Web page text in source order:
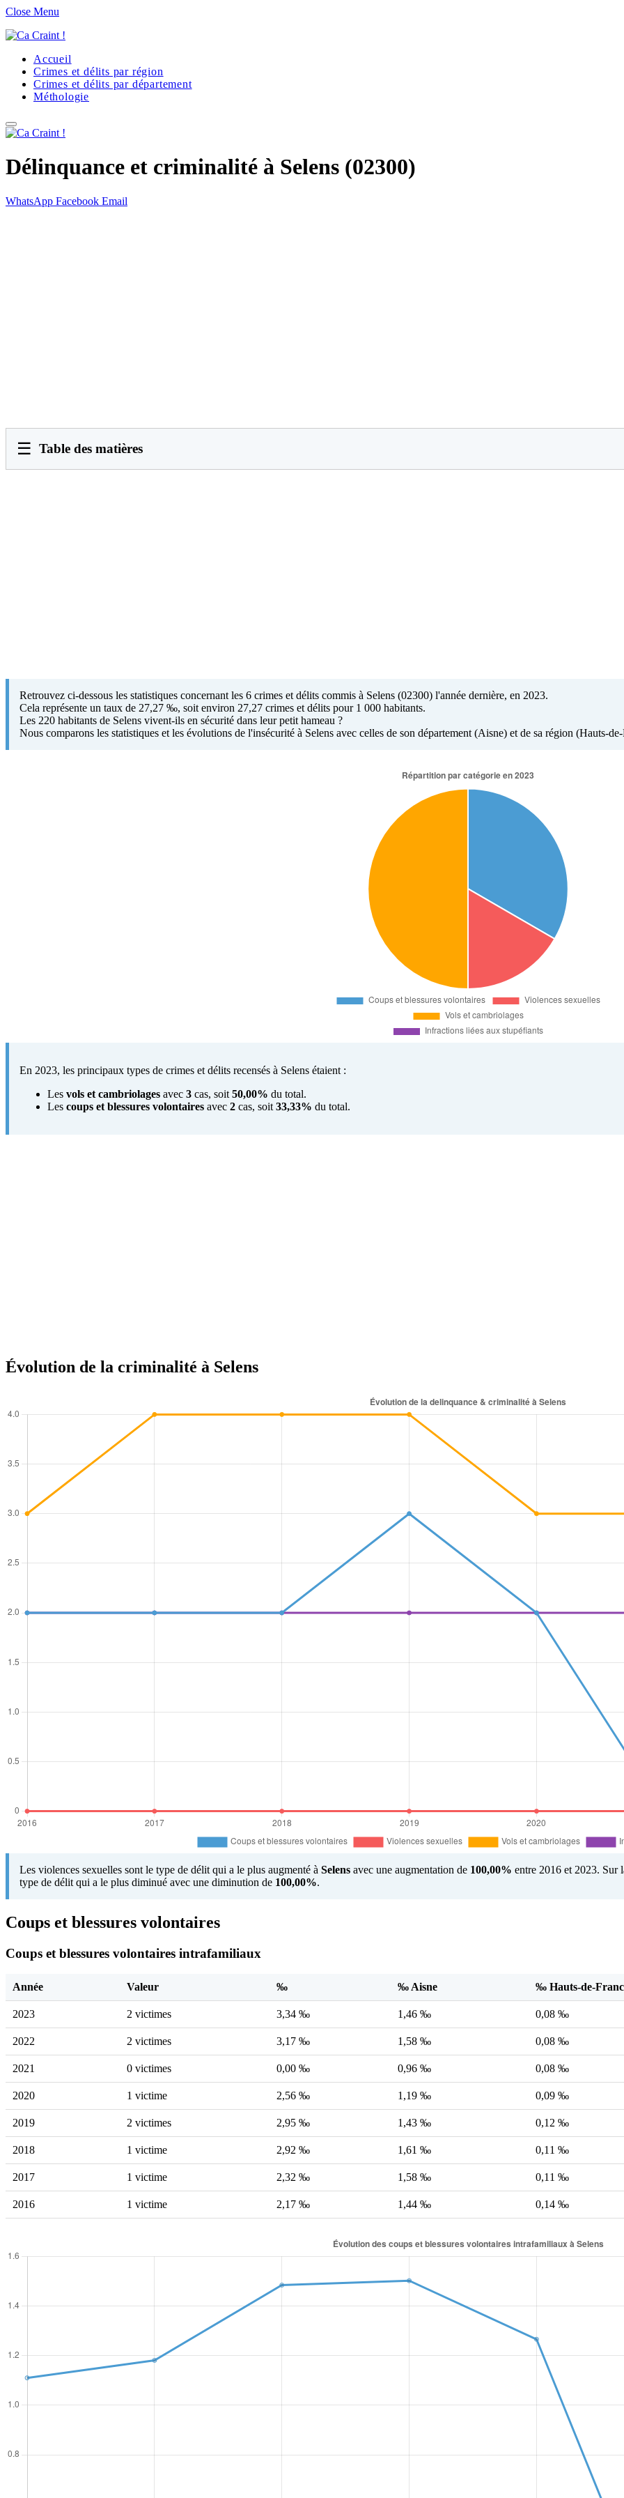
Close Menu
Accueil
Crimes et délits par région
Crimes et délits par département
Méthologie
Délinquance et criminalité à Selens (02300)
WhatsApp Facebook Email
☰ Table des matières
Retrouvez ci-dessous les statistiques concernant les 6 crimes et délits commis à Selens (02300) l'année dernière, en 2023.
Cela représente un taux de 27,27 ‰, soit environ 27,27 crimes et délits pour 1 000 habitants.
Les 220 habitants de Selens vivent-ils en sécurité dans leur petit hameau ?
Nous comparons les statistiques et les évolutions de l'insécurité à Selens avec celles de son département (Aisne) et de sa région (Hauts-
En 2023, les principaux types de crimes et délits recensés à Selens étaient :
Les vols et cambriolages avec 3 cas, soit 50,00% du total.
Les coups et blessures volontaires avec 2 cas, soit 33,33% du total.
Évolution de la criminalité à Selens
Les violences sexuelles sont le type de délit qui a le plus augmenté à Selens avec une augmentation de 100,00% entre 2016 et 2023. Sur
type de délit qui a le plus diminué avec une diminution de 100,00%.
Coups et blessures volontaires
Coups et blessures volontaires intrafamiliaux
Année Valeur ‰ ‰ Aisne ‰ Hauts-de-
2023 2 victimes 3,34 ‰ 1,46 ‰ 0,08 ‰
2022 2 victimes 3,17 ‰ 1,58 ‰ 0,08 ‰
2021 0 victimes 0,00 ‰ 0,96 ‰ 0,08 ‰
2020 1 victime 2,56 ‰ 1,19 ‰ 0,09 ‰
2019 2 victimes 2,95 ‰ 1,43 ‰ 0,12 ‰
2018 1 victime 2,92 ‰ 1,61 ‰ 0,11 ‰
2017 1 victime 2,32 ‰ 1,58 ‰ 0,11 ‰
2016 1 victime 2,17 ‰ 1,44 ‰ 0,14 ‰